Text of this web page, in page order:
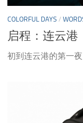
COLORFUL DAYS /
启程：连云港
初到连云港的第一